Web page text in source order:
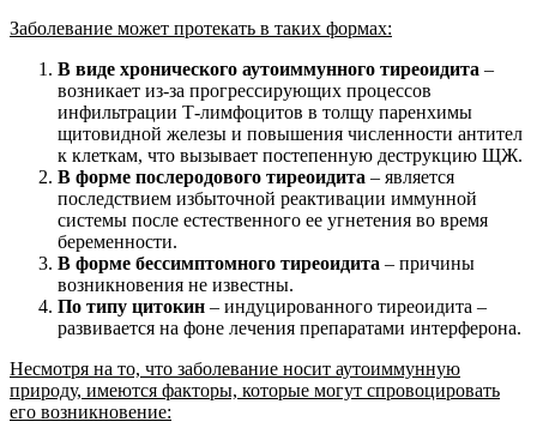
Заболевание может протекать в таких формах:
В виде хронического аутоиммунного тиреоидита –
возникает из-за прогрессирующих процессов
инфильтрации Т-лимфоцитов в толщу паренхимы
щитовидной железы и повышения численности антител
к клеткам, что вызывает постепенную деструкцию ЩЖ.
В форме послеродового тиреоидита – является
последствием избыточной реактивации иммунной
системы после естественного ее угнетения во время
беременности.
В форме бессимптомного тиреоидита – причины
возникновения не известны.
По типу цитокин – индуцированного тиреоидита –
развивается на фоне лечения препаратами интерферона.
Несмотря на то, что заболевание носит аутоиммунную
природу, имеются факторы, которые могут спровоцировать
его возникновение: